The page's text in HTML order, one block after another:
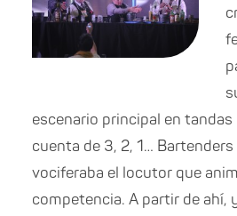
escenario principal en tandas
cuenta de 3, 2, 1… Bartenders
vociferaba el locutor que
competencia. A partir de ahí,